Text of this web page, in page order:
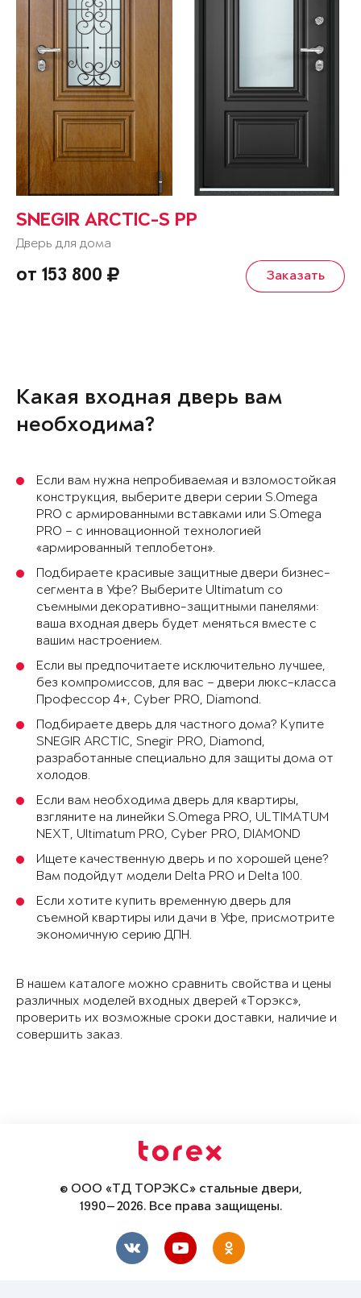
SNEGIR ARCTIC-S PP
Дверь для дома
от 153 800 Заказать
Какая входная дверь вам
необходима?
Если вам нужна непробиваемая и взломостойкая
конструкция, выберите двери серии S.Omega
PRO с армированными вставками или S.Omega
PRO – с инновационной технологией
«армированный теплобетон».
Подбираете красивые защитные двери бизнес-
сегмента в Уфе? Выберите Ultimatum со
съемными декоративно-защитными панелями:
ваша входная дверь будет меняться вместе с
вашим настроением.
Если вы предпочитаете исключительно лучшее,
без компромиссов, для вас – двери люкс-класса
Профессор 4+, Cyber PRO, Diamond.
Подбираете дверь для частного дома? Купите
SNEGIR ARCTIC, Snegir PRO, Diamond,
разработанные специально для защиты дома от
холодов.
Если вам необходима дверь для квартиры,
взгляните на линейки S.Omega PRO, ULTIMATUM
NEXT, Ultimatum PRO, Cyber PRO, DIAMOND
Ищете качественную дверь и по хорошей цене?
Вам подойдут модели Delta PRO и Delta 100.
Если хотите купить временную дверь для
съемной квартиры или дачи в Уфе, присмотрите
экономичную серию ДПН.
В нашем каталоге можно сравнить свойства и цены
различных моделей входных дверей «Торэкс»,
проверить их возможные сроки доставки, наличие и
совершить заказ.
© ООО «ТД ТОРЭКС» стальные двери,
1990—2026. Все права защищены.